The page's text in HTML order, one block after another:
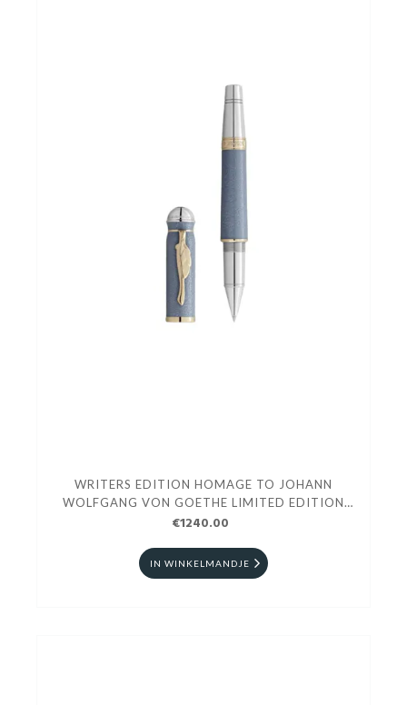
WRITERS EDITION HOMAGE TO JOHANN
WOLFGANG VON GOETHE LIMITED EDITION
ROLLERBALL
€1240.00
IN WINKELMANDJE